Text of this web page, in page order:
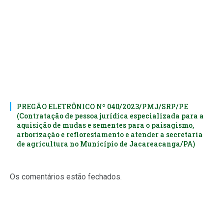
PREGÃO ELETRÔNICO Nº 040/2023/PMJ/SRP/PE
(Contratação de pessoa jurídica especializada para a
aquisição de mudas e sementes para o paisagismo,
arborização e reflorestamento e atender a secretaria
de agricultura no Município de Jacareacanga/PA)
Os comentários estão fechados.